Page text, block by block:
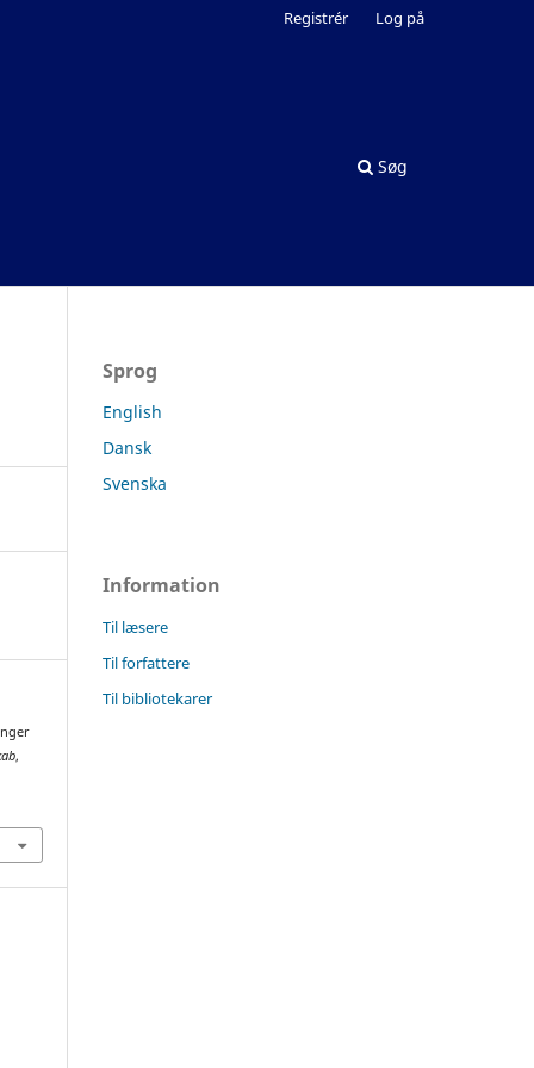
Søg
Registrér Log på
,
Sprog
English
Dansk
Svenska
Information
Til læsere
Til forfattere
Til bibliotekarer